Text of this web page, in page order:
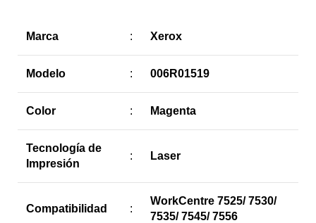
Marca : Xerox
Modelo : 006R01519
Color : Magenta
Tecnología de
Impresión
: Laser
Compatibilidad :
WorkCentre 7525/ 7530/
7535/ 7545/ 7556